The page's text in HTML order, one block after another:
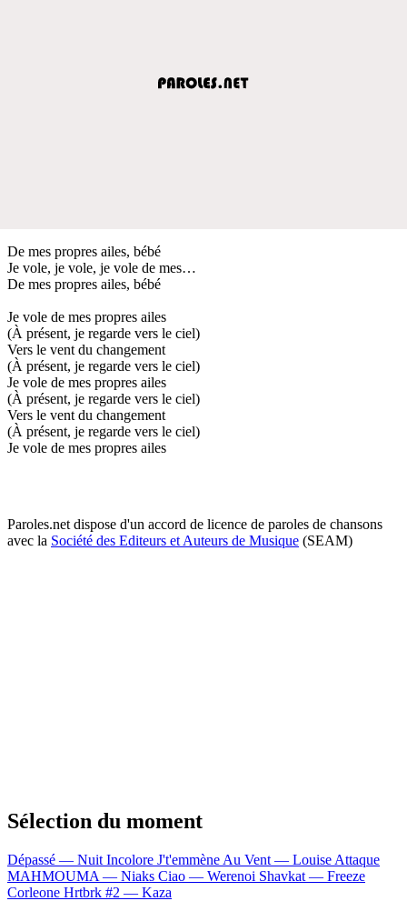
De mes propres ailes, bébé
Je vole, je vole, je vole de mes…
De mes propres ailes, bébé
Je vole de mes propres ailes
(À présent, je regarde vers le ciel)
Vers le vent du changement
(À présent, je regarde vers le ciel)
Je vole de mes propres ailes
(À présent, je regarde vers le ciel)
Vers le vent du changement
(À présent, je regarde vers le ciel)
Je vole de mes propres ailes
Paroles.net dispose d'un accord de licence de paroles de chansons
avec la Société des Editeurs et Auteurs de Musique (SEAM)
Sélection du moment
Dépassé — Nuit Incolore J't'emmène Au Vent — Louise Attaque
MAHMOUMA — Niaks Ciao — Werenoi Shavkat — Freeze
Corleone Hrtbrk #2 — Kaza